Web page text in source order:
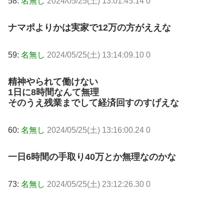
ナマポよりかは実家で12万の方がええな
59: 名無し 2024/05/25(土) 13:14:09.10 0
精神やられて働けない
1日に8時間なんて無理
そのうえ残業までして経済回すのすげえな
60: 名無し 2024/05/25(土) 13:16:00.24 0
一日6時間の手取り40万とか無理なのかな
73: 名無し 2024/05/25(土) 23:12:26.30 0